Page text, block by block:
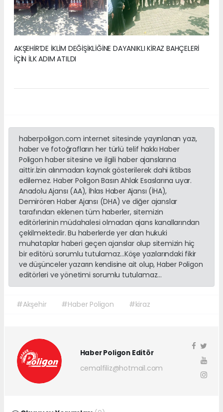
AKŞEHİR’DE İKLİM DEĞİŞİKLİĞİNE DAYANIKLI KİRAZ BAHÇELERİ
İÇİN İLK ADIM ATILDI
haberpoligon.com internet sitesinde yayınlanan yazı,
haber ve fotoğrafların her türlü telif hakkı Haber
Poligon haber sitesine ve ilgili haber ajanslarına
aittir.İzin alınmadan kaynak gösterilerek dahi iktibas
edilemez. Haber Poligon Basın Ahlak Esaslarına uyar.
Anadolu Ajansı (AA), İhlas Haber Ajansı (İHA),
Demirören Haber Ajansı (DHA) ve diğer ajanslar
tarafından eklenen tüm haberler, sitemizin
editörlerinin müdahalesi olmadan ajans kanallarından
çekilmektedir. Bu haberlerde yer alan hukuki
muhataplar haberi geçen ajanslar olup sitemizin hiç
bir editörü sorumlu tutulamaz...Köşe yazılarındaki fikir
ve düşünceler yazarın kendisine ait olup, Haber Poligon
editörleri ve yönetimi sorumlu tutulamaz...
#Akşehir #Haber Poligon #kiraz
Haber Poligon Editör
cemalfiliz@hotmail.com